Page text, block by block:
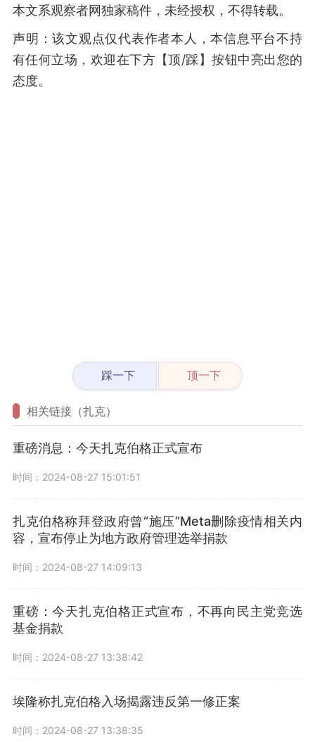
本文系观察者网独家稿件，未经授权，不得转载。
声明：该文观点仅代表作者本人，本信息平台不持
有任何立场，欢迎在下方【顶/踩】按钮中亮出您的
态度。
踩一下 顶一下
相关链接（扎克）
重磅消息：今天扎克伯格正式宣布
时间：2024-08-27 15:01:51
扎克伯格称拜登政府曾“施压”Meta删除疫情相关内
容，宣布停止为地方政府管理选举捐款
时间：2024-08-27 14:09:13
重磅：今天扎克伯格正式宣布，不再向民主党竞选
基金捐款
时间：2024-08-27 13:38:42
埃隆称扎克伯格入场揭露违反第一修正案
时间：2024-08-27 13:38:35